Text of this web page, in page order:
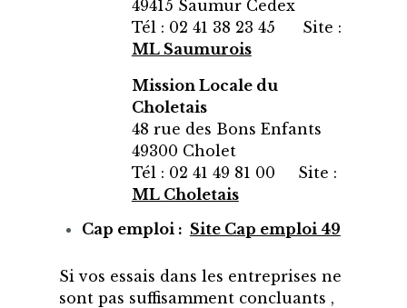
49415 Saumur Cedex
Tél : 02 41 38 23 45 Site :
ML Saumurois
Mission Locale du
Choletais
48 rue des Bons Enfants
49300 Cholet
Tél : 02 41 49 81 00 Site :
ML Choletais
Cap emploi : Site Cap emploi 49
Si vos essais dans les entreprises ne
sont pas suffisamment concluants ,